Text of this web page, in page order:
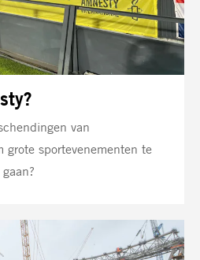
van
grote sportevenementen te